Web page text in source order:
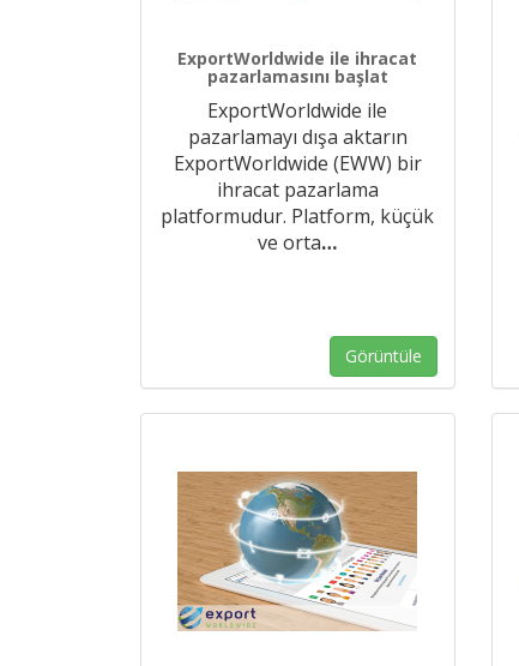
ExportWorldwide ile ihracat
pazarlamasını başlat
ExportWorldwide ile
pazarlamayı dışa aktarın
ExportWorldwide (EWW) bir
ihracat pazarlama
platformudur. Platform, küçük
ve orta…
Görüntüle